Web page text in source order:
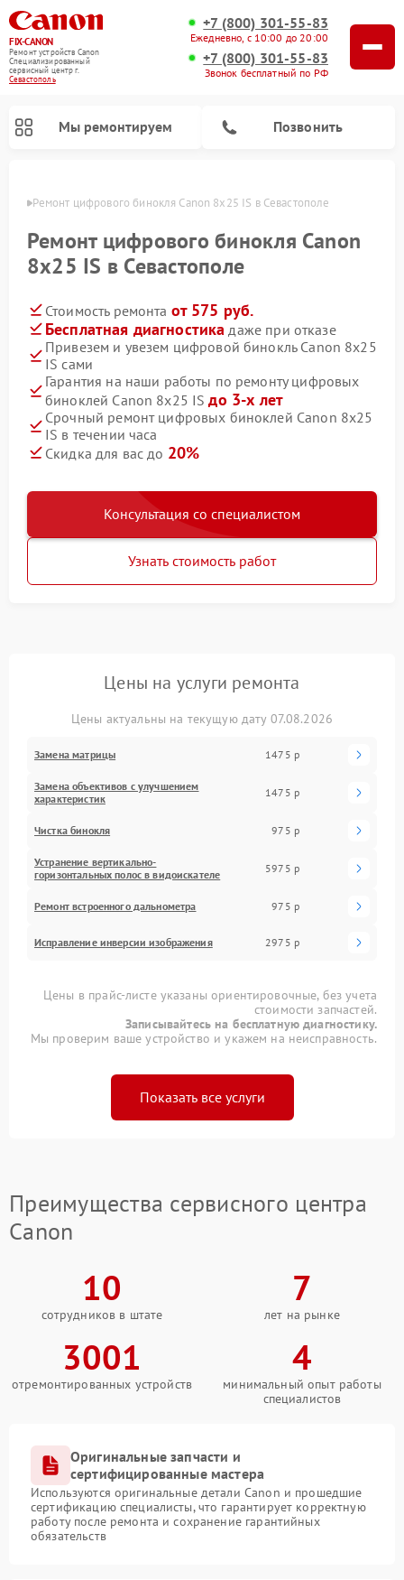
FIX-CANON
Ремонт устройств Canon
Специализированный
cервисный центр г.
Севастополь
+7 (800) 301-55-83
Ежедневно, с 10:00 до 20:00
+7 (800) 301-55-83
Звонок бесплатный по РФ
Мы ремонтируем Позвонить
Ремонт цифрового бинокля Canon 8x25 IS в Севастополе
Ремонт цифрового бинокля Canon
8x25 IS в Севастополе
Стоимость ремонта от 575 руб.
Бесплатная диагностика даже при отказе
Привезем и увезем цифровой бинокль Canon 8x25
IS сами
Гарантия на наши работы по ремонту цифровых
биноклей Canon 8x25 ISдо 3-х лет
Срочный ремонт цифровых биноклей Canon 8x25
IS в течении часа
Скидка для вас до 20%
Консультация со специалистом
Узнать стоимость работ
Цены на услуги ремонта
Цены актуальны на текущую дату 07.08.2026
Замена матрицы 1475 р
Замена объективов с улучшением
характеристик
1475 р
Чистка бинокля 975 р
Устранение вертикально-
горизонтальных полос в видоискателе
5975 р
Ремонт встроенного дальнометра 975 р
Исправление инверсии изображения 2975 р
Цены в прайс-листе указаны ориентировочные, без учета
стоимости запчастей.
Записывайтесь на бесплатную диагностику.
Мы проверим ваше устройство и укажем на неисправность.
Показать все услуги
Преимущества сервисного центра
Canon
10
сотрудников в штате
7
лет на рынке
3001
отремонтированных устройств
4
минимальный опыт работы
специалистов
Оригинальные запчасти и
сертифицированные мастера
Используются оригинальные детали Canon и прошедшие
сертификацию специалисты, что гарантирует корректную
работу после ремонта и сохранение гарантийных
обязательств